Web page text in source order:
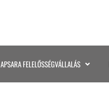
APSARA FELELŐSSÉGVÁLLALÁS